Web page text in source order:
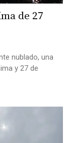
de 27
nublado, una
y 27 de